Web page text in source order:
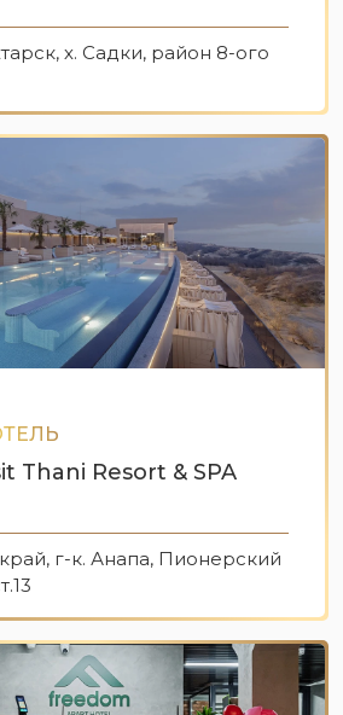
х. Садки, район 8-ого
Thani Resort & SPA
г-к. Анапа, Пионерский